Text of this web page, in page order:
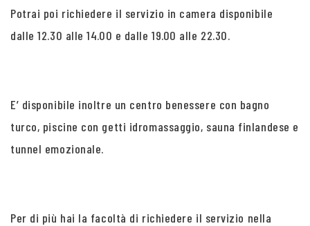
Potrai poi richiedere il servizio in camera disponibile
dalle 12.30 alle 14.00 e dalle 19.00 alle 22.30.
E’ disponibile inoltre un centro benessere con bagno
turco, piscine con getti idromassaggio, sauna finlandese e
tunnel emozionale.
Per di più hai la facoltà di richiedere il servizio nella